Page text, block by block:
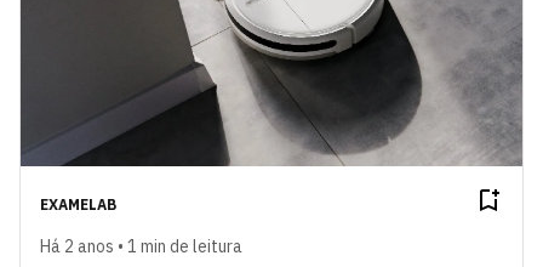
EXAMELAB
Há 2 anos • 1 min de leitura